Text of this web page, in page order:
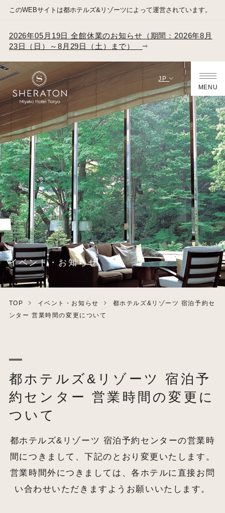
JP
MENU
イベント・お知らせ
このWEBサイトは都ホテルズ&リゾーツによって運営されています。
2026年05月19日 全館休業のお知らせ（期間：2026年8月
23日（日）～8月29日（土）まで）
TOP イベント・お知らせ
都ホテルズ&リゾーツ 宿泊予約セ
ンター 営業時間の変更について
都ホテルズ&リゾーツ 宿泊予
約センター 営業時間の変更に
ついて
都ホテルズ&リゾーツ 宿泊予約センターの営業時
間につきまして、下記のとおり変更いたします。
営業時間外につきましては、各ホテルに直接お問
い合わせいただきますようお願いいたします。